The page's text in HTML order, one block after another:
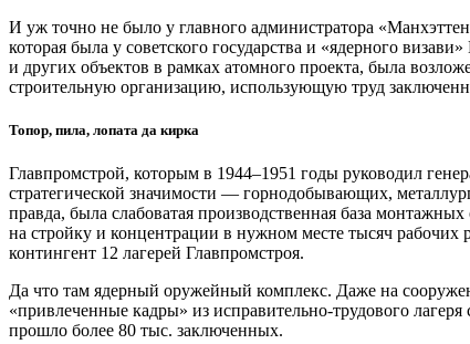
И уж точно не было у главного администратора
которая была у советского государства и «ядерного
и других объектов в рамках атомного проекта, была
строительную организацию, использующую труд
Топор, пила, лопата да кирка
Главпромстрой, которым в 1944–1951 годы руководил
стратегической значимости — ​горнодобывающих,
правда, была слабоватая производственная база
на стройку и концентрации в нужном месте тысяч
контингент 12 лагерей Главпромстроя.
Да что там ядерный оружейный комплекс. Даже на
«привлеченные кадры» из исправительно-трудового
прошло более 80 тыс. заключенных.